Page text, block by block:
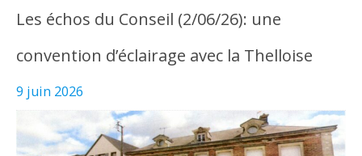
Les échos du Conseil (2/06/26): une
convention d’éclairage avec la Thelloise
9 juin 2026